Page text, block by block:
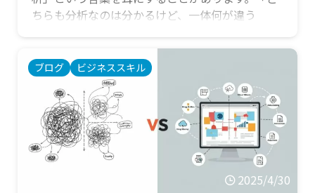
ちらも分析なのは分かるけど、一体何が違う
と、その違いや使い分けに迷う方も多いのではな
いでしょうか。実は、この二つの分析方法は、扱
うデータの種類、分析の目的、そして得られる結
果が大きく異なります。それぞれの特徴を正しく
理解し、目的に合わせて適切に使い分けること
が、より深く、そして正確な洞察を得るための鍵
となります。 この記事では、定量分 …
ブログ ビジネススキル
2025/4/30